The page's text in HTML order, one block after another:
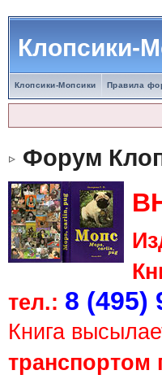
Клопсики-
Клопсики-Мопсики Правила
Форум
тел.: 8 (495)
Книга
транспортом